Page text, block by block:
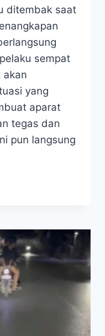
ditembak saat
sempat
akan
yang
aparat
tegas dan
pun langsung